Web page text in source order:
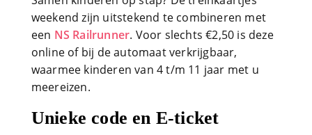
weekend zijn uitstekend te combineren met
een NS Railrunner. Voor slechts €2,50 is deze
online of bij de automaat verkrijgbaar,
waarmee kinderen van 4 t/m 11 jaar met u
meereizen.
Unieke code en E-ticket